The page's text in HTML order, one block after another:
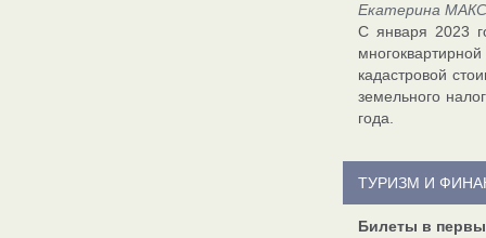
Екатерина
С января 2023
кадастровой
земельного
года.
ТУРИЗМ И
Билеты в